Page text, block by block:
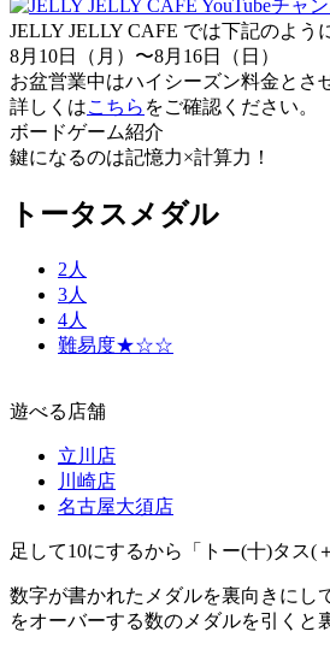
JELLY JELLY CAFE では下記のよう
8月10日（月）〜8月16日（日）
お盆営業中はハイシーズン料金とさ
詳しくはこちら をご確認ください。
ボードゲーム紹介
鍵になるのは記憶力×計算力！
トータスメダル
2人
3人
4人
難易度★☆☆
遊べる店舗
立川店
川崎店
名古屋大須店
足して10にするから「トー(十)タス(
数字が書かれたメダルを裏向きにし
をオーバーする数のメダルを引くと